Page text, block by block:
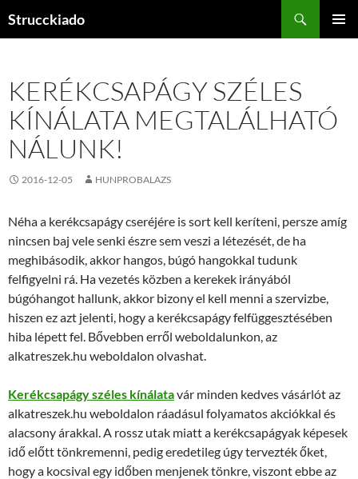
Strucckiado
KERÉKCSAPÁGY SZÉLES
KÍNÁLATA MEGTALÁLHATÓ
NÁLUNK!
2016-12-05 HUNPROBALAZS
Néha a kerékcsapágy cseréjére is sort kell keríteni, persze amíg
nincsen baj vele senki észre sem veszi a létezését, de ha
meghibásodik, akkor hangos, búgó hangokkal tudunk
felfigyelni rá. Ha vezetés közben a kerekek irányából
búgóhangot hallunk, akkor bizony el kell menni a szervizbe,
hiszen ez azt jelenti, hogy a kerékcsapágy felfüggesztésében
hiba lépett fel. Bővebben erről weboldalunkon, az
alkatreszek.hu weboldalon olvashat.
Kerékcsapágy széles kínálatavár minden kedves vásárlót az
alkatreszek.hu weboldalon ráadásul folyamatos akciókkal és
alacsony árakkal. A rossz utak miatt a kerékcsapágyak képesek
idő előtt tönkremenni, pedig eredetileg úgy tervezték őket,
hogy a kocsival egy időben menjenek tönkre, viszont ebbe az